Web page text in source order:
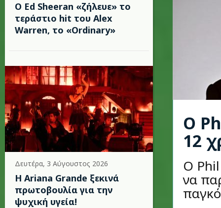
Ο Ed Sheeran «ζήλευε» το
τεράστιο hit του Alex
Warren, το «Ordinary»
Δευτέρα, 3 Αύγουστος 2026
Η Ariana Grande ξεκινά
πρωτοβουλία για την
ψυχική υγεία!
Ο
12
Ο Phil
να